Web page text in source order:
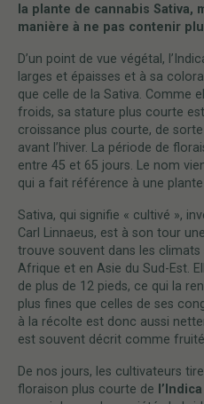
la plante de cannabis Sativa,
manière à ne pas contenir
D’un point de vue végétal,
larges et épaisses et à sa
que celle de la Sativa. Comme
froids, sa stature plus courte
croissance plus courte, de
avant l’hiver. La période de
entre 45 et 65 jours. Le nom
qui a fait référence à une
Sativa, qui signifie « cultivé »,
Carl Linnaeus, est à son tour
trouve souvent dans les
Afrique et en Asie du Sud-Est.
de plus de 12 pieds, ce qui la
plus fines que celles de ses
à la récolte est donc aussi
est souvent décrit comme
De nos jours, les cultivateurs
floraison plus courte de